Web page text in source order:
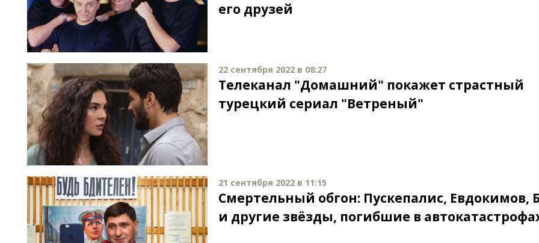
его друзей
22 сентября 2022 в 08:27
Телеканал "Домашний" покажет страстный
турецкий сериал "Ветреный"
21 сентября 2022 в 11:15
Смертельный обгон: Пускепалис, Евдокимов,
и другие звёзды, погибшие в